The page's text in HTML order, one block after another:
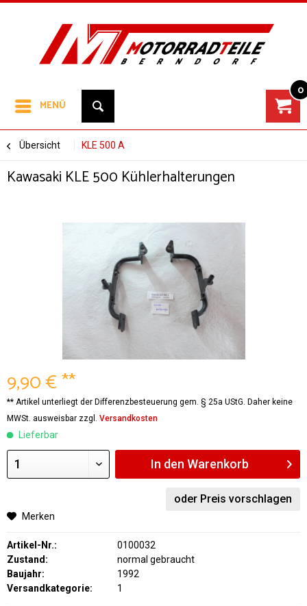
MENÜ
0
Übersicht KLE 500 A
Kawasaki KLE 500 Kühlerhalterungen
9,90 € **
** Artikel unterliegt der Differenzbesteuerung gem. § 25a UStG. Daher keine
MWSt. ausweisbar zzgl. Versandkosten
Lieferbar
In den Warenkorb
oder Preis vorschlagen
Merken
Artikel-Nr.:
0100032
Zustand:
normal gebraucht
Baujahr:
1992
Versandkategorie:
1